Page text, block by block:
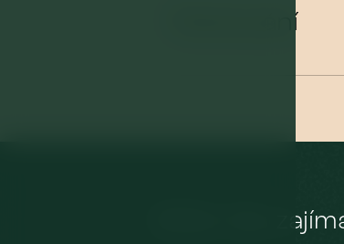
Parkování
Může Vás